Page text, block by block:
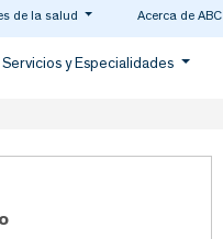
de la salud Acerca de ABC
Servicios y Especialidades